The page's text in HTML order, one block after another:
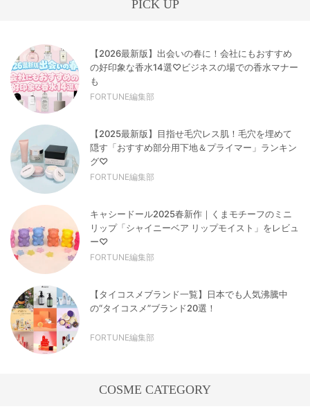
PICK UP
【2026最新版】出会いの春に！会社にもおすすめ
の好印象な香水14選♡ビジネスの場での香水マナー
も
FORTUNE編集部
【2025最新版】目指せ毛穴レス肌！毛穴を埋めて
隠す「おすすめ部分用下地＆プライマー」ランキン
グ♡
FORTUNE編集部
キャシードール2025春新作｜くまモチーフのミニ
リップ「シャイニーベア リップモイスト」をレビュ
ー♡
FORTUNE編集部
【タイコスメブランド一覧】日本でも人気沸騰中
の“タイコスメ”ブランド20選！
FORTUNE編集部
COSME CATEGORY